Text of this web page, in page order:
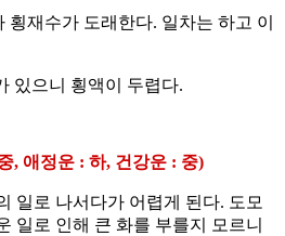
횡재수가 도래한다. 일차는 하고 이
있으니 횡액이 두렵다.
, 애정운 : 하, 건강운 : 중)
일로 나서다가 어렵게 된다. 도모
일로 인해 큰 화를 부를지 모르니